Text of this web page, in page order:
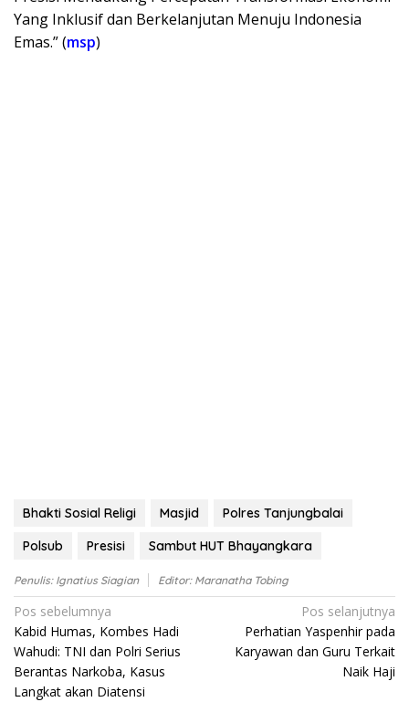
Yang Inklusif dan Berkelanjutan Menuju Indonesia
Emas.” (msp)
Bhakti Sosial Religi Masjid
Polres Tanjungbalai
Polsub
Presisi Sambut HUT Bhayangkara
Penulis: Ignatius Siagian Editor: Maranatha Tobing
Navigasi
pos
Pos sebelumnya
Kabid Humas, Kombes Hadi
Wahudi: TNI dan Polri Serius
Berantas Narkoba, Kasus
Langkat akan Diatensi
Pos selanjutnya
Perhatian Yaspenhir pada
Karyawan dan Guru Terkait
Naik Haji